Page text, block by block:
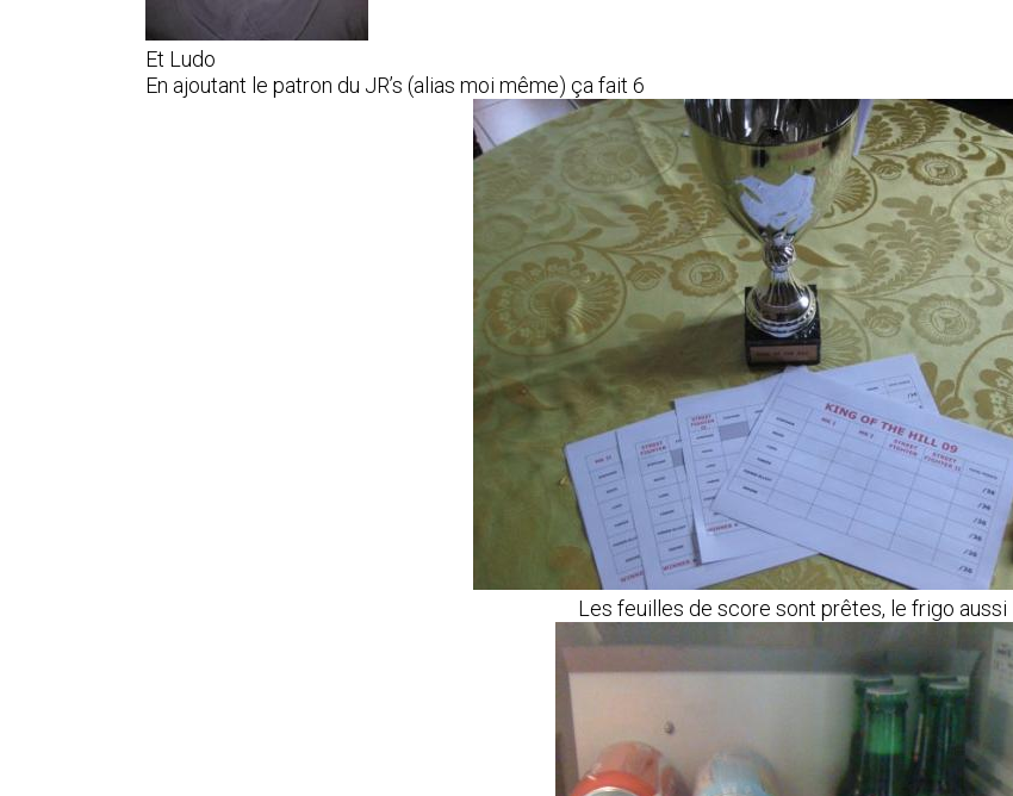
Et Ludo
En ajoutant le patron du JR’s (alias moi même) ça fait 6
Les feuilles de score sont prêtes, le frigo aussi …